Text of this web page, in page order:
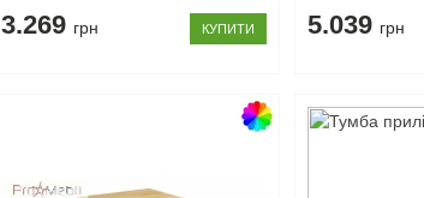
3.269 грн КУПИТИ 5.039 грн